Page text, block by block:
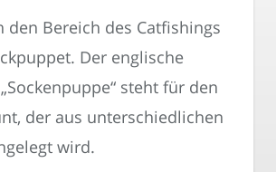
den Bereich des Catfishings
Der englische
steht für den
der aus unterschiedlichen
wird.